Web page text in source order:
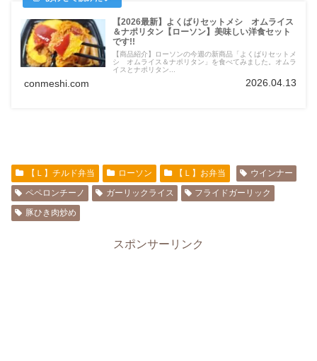
【2026最新】よくばりセットメシ オムライス
＆ナポリタン【ローソン】美味しい洋食セット
です!!
【商品紹介】ローソンの今週の新商品「よくばりセットメ
シ オムライス＆ナポリタン」を食べてみました。オムラ
イスとナポリタン...
conmeshi.com 2026.04.13
【Ｌ】チルド弁当 ローソン 【Ｌ】お弁当
ウインナー
ペペロンチーノ
ガーリックライス
フライドガーリック
豚ひき肉炒め
スポンサーリンク